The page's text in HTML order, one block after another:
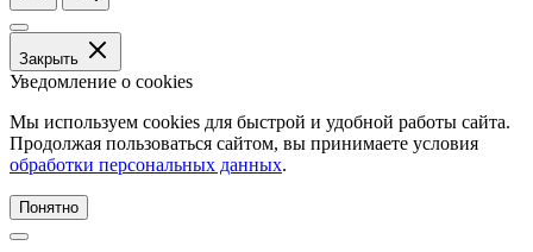
Закрыть
Уведомление о cookies
Мы используем cookies для быстрой и удобной работы сайта.
Продолжая пользоваться сайтом, вы принимаете условия
обработки персональных данных.
Понятно